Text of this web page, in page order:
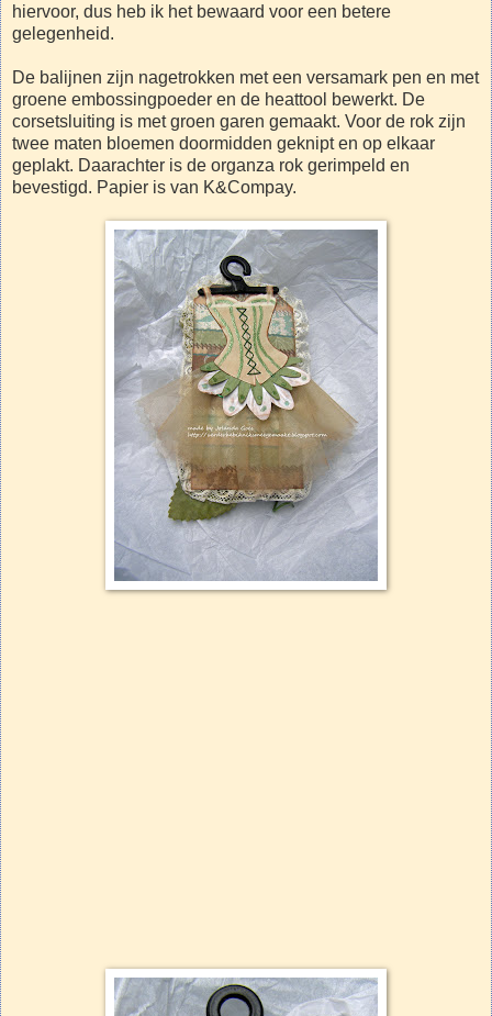
hiervoor, dus heb ik het bewaard voor een betere
gelegenheid.
De balijnen zijn nagetrokken met een versamark pen en met
groene embossingpoeder en de heattool bewerkt. De
corsetsluiting is met groen garen gemaakt. Voor de rok zijn
twee maten bloemen doormidden geknipt en op elkaar
geplakt. Daarachter is de organza rok gerimpeld en
bevestigd. Papier is van K&Compay.